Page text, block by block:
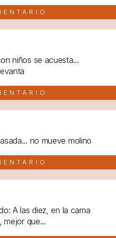
niños se acuesta...
no mueve molino
A las diez, en la cama
mejor que...